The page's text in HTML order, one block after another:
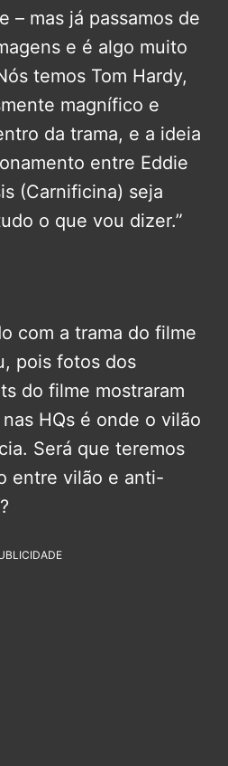
– mas já passamos de
e é algo muito
temos Tom Hardy,
magnífico e
da trama, e a ideia
entre Eddie
(Carnificina) seja
o que vou dizer.”
com a trama do filme
pois fotos dos
do filme mostraram
HQs é onde o vilão
Será que teremos
entre vilão e anti-